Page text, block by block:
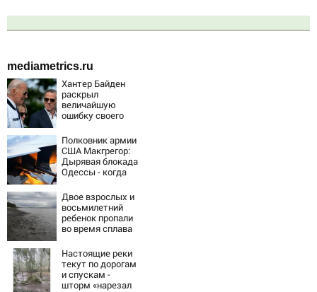
mediametrics.ru
Хантер Байден
раскрыл
величайшую
ошибку своего
бездействие
против Трампа
Полковник армии
США Макгрегор:
Дырявая блокада
Одессы - когда
командовании
ВМФ России за
это полетят
головы?
Двое взрослых и
восьмилетний
ребенок пропали
во время сплава
08/08/2026 –
Новости
Настоящие реки
текут по дорогам
и спускам -
шторм «нарезал